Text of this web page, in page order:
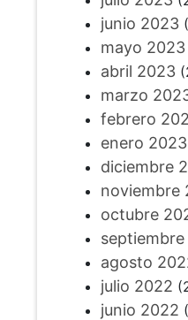
junio 2023
mayo 2023
abril 2023
marzo
febrero
enero 2023
diciembre
noviembre
octubre
agosto
julio 2022
junio 2022